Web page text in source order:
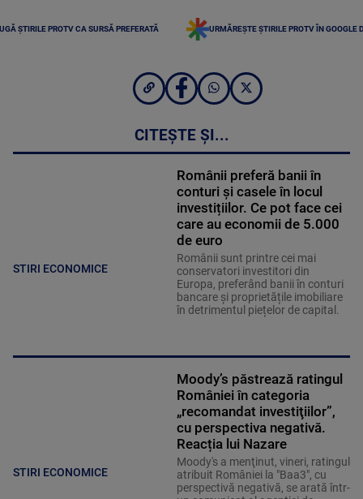
ȘTIRILE PROTV CA SURSĂ PREFERATĂ URMĂREȘTE ȘTIRILE PROTV ÎN GOOGLE
CITEȘTE ȘI...
STIRI ECONOMICE
Românii preferă banii în
conturi și casele în locul
investițiilor. Ce pot face cei
care au economii de 5.000
de euro
Românii sunt printre cei mai
conservatori investitori din
Europa, preferând banii în conturi
bancare și proprietățile imobiliare
în detrimentul piețelor de capital.
STIRI ECONOMICE
Moody’s păstrează ratingul
României în categoria
„recomandat investiţiilor”,
cu perspectiva negativă.
Reacția lui Nazare
Moody's a menţinut, vineri, ratingul
atribuit României la "Baa3", cu
perspectivă negativă, se arată într-